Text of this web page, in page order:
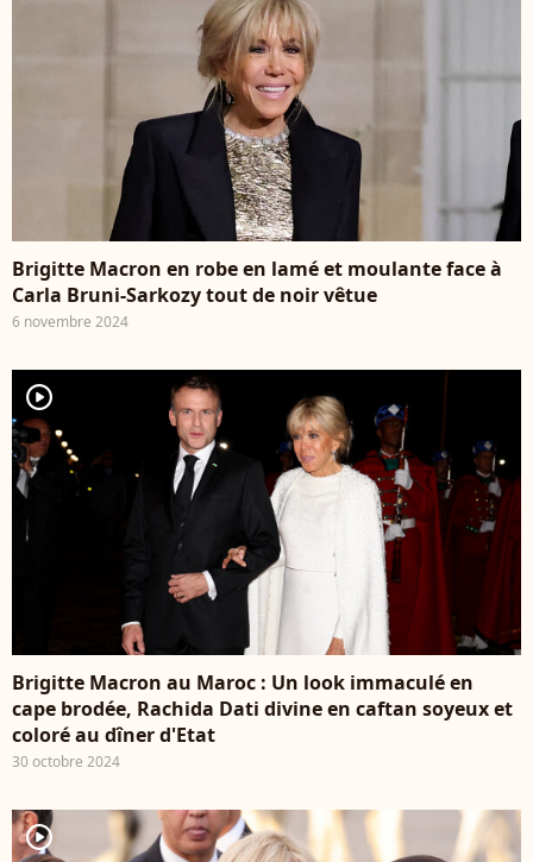
Brigitte Macron en robe en lamé et moulante face à
Carla Bruni-Sarkozy tout de noir vêtue
6 novembre 2024
player2
Brigitte Macron au Maroc : Un look immaculé en
cape brodée, Rachida Dati divine en caftan soyeux et
coloré au dîner d'Etat
30 octobre 2024
player2